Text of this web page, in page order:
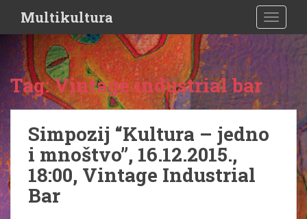
i
m
n
c
o
n
t
Multikultura
Tag:Vintage industrial bar
Simpozij “Kultura – jedno
i mnoštvo”, 16.12.2015.,
18:00, Vintage Industrial
Bar